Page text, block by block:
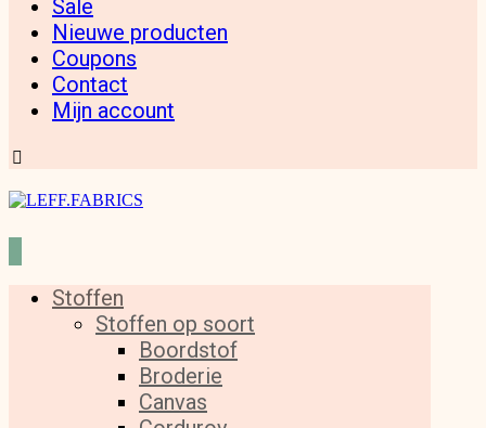
Sale
Nieuwe producten
Coupons
Contact
Mijn account
Stoffen
Stoffen op soort
Boordstof
Broderie
Canvas